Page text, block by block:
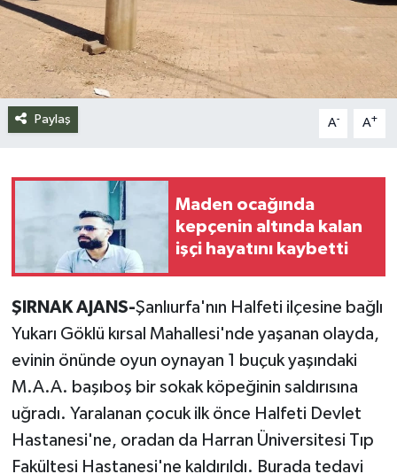
Paylaş A- A+
Maden ocağında
kepçenin altında kalan
işçi hayatını kaybetti
ŞIRNAK AJANS-Şanlıurfa'nın Halfeti ilçesine bağlı
Yukarı Göklü kırsal Mahallesi'nde yaşanan olayda,
evinin önünde oyun oynayan 1 buçuk yaşındaki
M.A.A. başıboş bir sokak köpeğinin saldırısına
uğradı. Yaralanan çocuk ilk önce Halfeti Devlet
Hastanesi'ne, oradan da Harran Üniversitesi Tıp
Fakültesi Hastanesi'ne kaldırıldı. Burada tedavi
Teknoloji
Yazarlar